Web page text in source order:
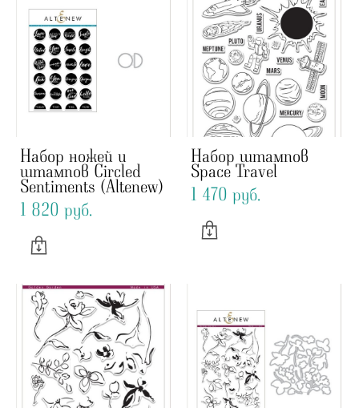
Набор ножей и
штампов Circled
Sentiments (Altenew)
1 820 pуб.
Набор штампов
Space Travel
1 470 pуб.